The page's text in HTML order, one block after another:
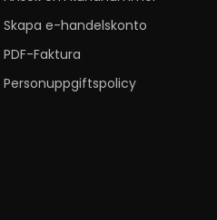
Skapa e-handelskonto
PDF-Faktura
Personuppgiftspolicy